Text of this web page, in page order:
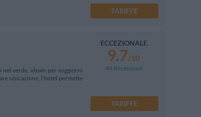
TARIFFE
verde, ideale per soggiorni
ubicazione, l'hotel permette
ECCEZIONALE
9.7/10
44 Recensioni
TARIFFE